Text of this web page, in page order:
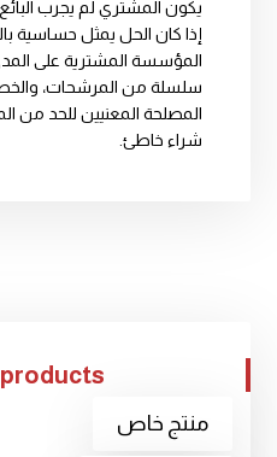
يكون المشتري لم يجرب البائع
إذا كان الحل يمثل حساسية
المؤسسة المشترية على
سلسلة من المرشحات،
المصلحة المعنيين للحد من
شراء خاطئ.
منتج خاص